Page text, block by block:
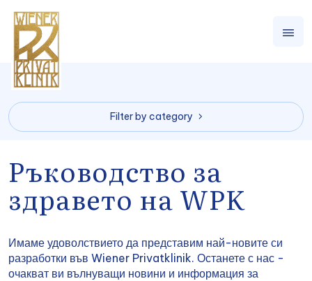
Filter by category
Ръководство за
здравето на WPK
Имаме удоволствието да представим най-новите си
разработки във Wiener Privatklinik. Останете с нас -
очакват ви вълнуващи новини и информация за